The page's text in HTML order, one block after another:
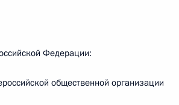
Федерации:
общественной организации